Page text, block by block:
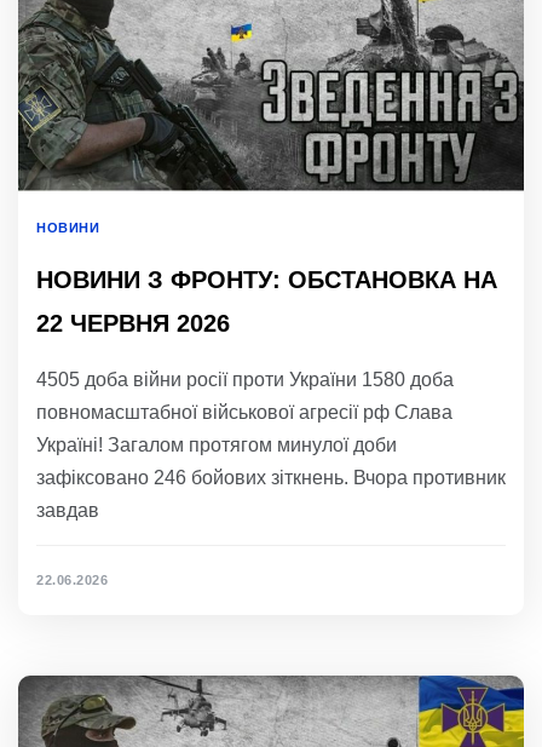
НОВИНИ
НОВИНИ З ФРОНТУ: ОБСТАНОВКА НА
22 ЧЕРВНЯ 2026
4505 доба війни росії проти України 1580 доба
повномасштабної військової агресії рф Слава
Україні! Загалом протягом минулої доби
зафіксовано 246 бойових зіткнень. Вчора противник
завдав
22.06.2026